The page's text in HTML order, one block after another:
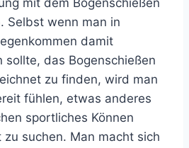
mit dem Bogenschießen
Selbst wenn man in
damit
sollte, das Bogenschießen
zu finden, wird man
fühlen, etwas anderes
sportliches Können
zu suchen. Man macht sich